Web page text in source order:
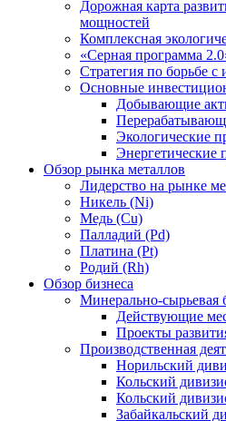
Дорожная карта
мощностей
Комплексная
«Серная программа
Стратегия по борьбе с
Основные
Добывающие
Экологические
Энергетические
Обзор рынка металлов
Лидерство на рынке
Никель (Ni)
Медь (Cu)
Палладий (Pd)
Платина (Pt)
Родий (Rh)
Обзор бизнеса
Минерально-сырьевая
Действующие
Проекты
Производственная
Норильский
Кольский
Кольский
Забайкальский